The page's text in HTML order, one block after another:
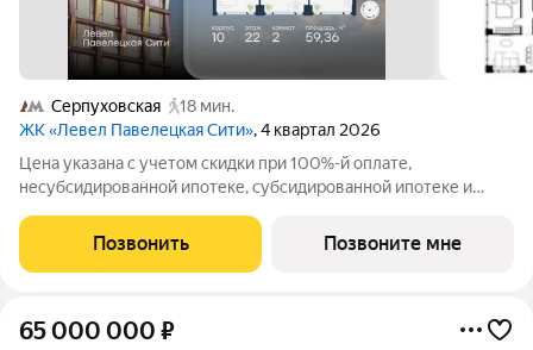
Серпуховская
18 мин.
ЖК «Левел Павелецкая Сити», 4 квартал 2026
Цена указана с учетом скидки при 100%-й оплате,
несубсидированной ипотеке, субсидированной ипотеке и
зафиксируйте клиента в личном кабинете до обращения за
консультацией. В Даниловском районе столицы
Позвонить Позвоните мне
65 000 000 ₽